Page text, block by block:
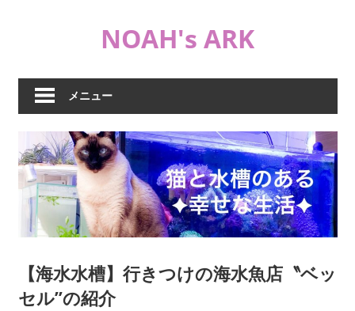
NOAH's ARK
や
海
水
槽
な
ど
常
ロ
グ
メニュー
【海水水槽】行きつけの海水魚店〝ベッ
セル”の紹介